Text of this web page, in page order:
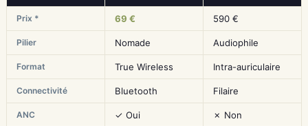
Prix * 69 € 590 €
Pilier Nomade Audiophile
Format True Wireless Intra-auriculaire
Connectivité Bluetooth Filaire
ANC ✓ Oui ✗ Non